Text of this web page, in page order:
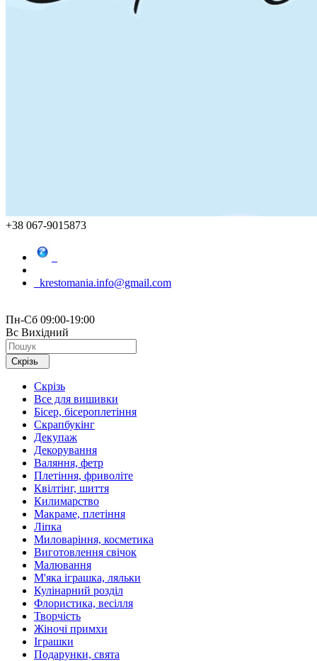
+38 067-9015873
krestomania.info@gmail.com
Пн-Сб 09:00-19:00
Вс Вихідний
Скрізь
Скрізь
Все для вишивки
Бісер, бісероплетіння
Скрапбукінг
Декупаж
Декорування
Валяння, фетр
Плетіння, фриволіте
Квілтінг, шиття
Килимарство
Макраме, плетіння
Ліпка
Миловаріння, косметика
Виготовлення свічок
Малювання
М'яка іграшка, ляльки
Кулінарний розділ
Флористика, весілля
Творчість
Жіночі примхи
Іграшки
Подарунки, свята